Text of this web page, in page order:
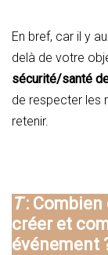
En bref, car il y
delà de votre
sécurité/santé
de respecter les
retenir.
T: Combien
créer et
événement